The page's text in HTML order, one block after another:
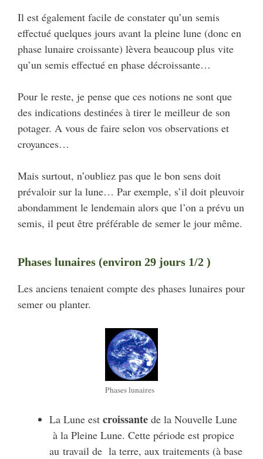
Il est également facile de constater qu’un semis
effectué quelques jours avant la pleine lune (donc en
phase lunaire croissante) lèvera beaucoup plus vite
qu’un semis effectué en phase décroissante…
Pour le reste, je pense que ces notions ne sont que
des indications destinées à tirer le meilleur de son
potager. A vous de faire selon vos observations et
croyances…
Mais surtout, n’oubliez pas que le bon sens doit
prévaloir sur la lune… Par exemple, s’il doit pleuvoir
abondamment le lendemain alors que l’on a prévu un
semis, il peut être préférable de semer le jour même.
Phases lunaires (environ 29 jours 1/2 )
Les anciens tenaient compte des phases lunaires pour
semer ou planter.
Phases lunaires
La Lune est croissante de la Nouvelle Lune
à la Pleine Lune. Cette période est propice
au travail de la terre, aux traitements (à base